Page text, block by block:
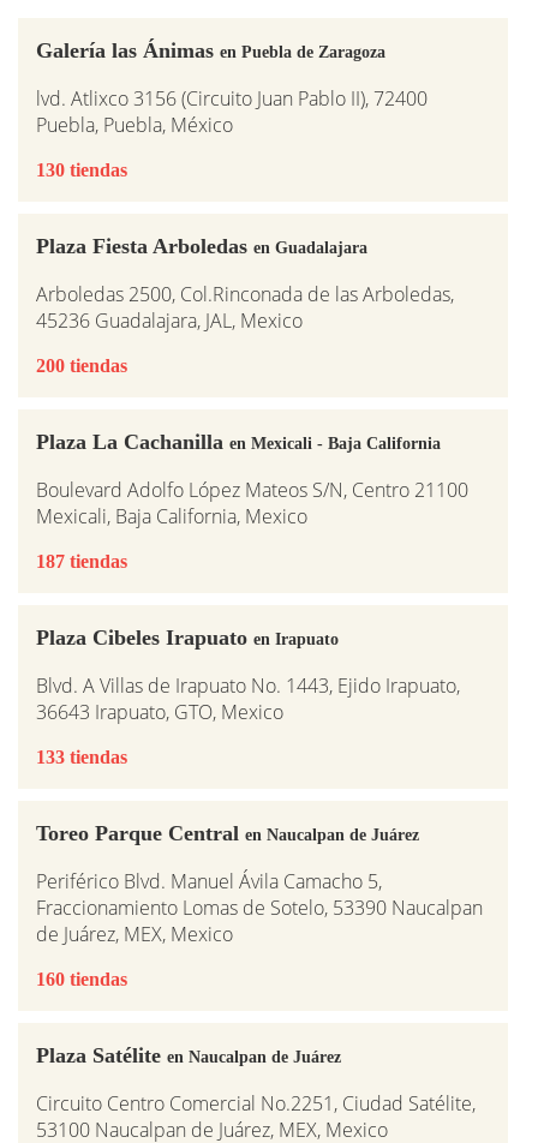
Galería las Ánimas en Puebla de Zaragoza
lvd. Atlixco 3156 (Circuito Juan Pablo II), 72400
Puebla, Puebla, México
130 tiendas
Plaza Fiesta Arboledas en Guadalajara
Arboledas 2500, Col.Rinconada de las Arboledas,
45236 Guadalajara, JAL, Mexico
200 tiendas
Plaza La Cachanilla en Mexicali - Baja California
Boulevard Adolfo López Mateos S/N, Centro 21100
Mexicali, Baja California, Mexico
187 tiendas
Plaza Cibeles Irapuato en Irapuato
Blvd. A Villas de Irapuato No. 1443, Ejido Irapuato,
36643 Irapuato, GTO, Mexico
133 tiendas
Toreo Parque Central en Naucalpan de Juárez
Periférico Blvd. Manuel Ávila Camacho 5,
Fraccionamiento Lomas de Sotelo, 53390 Naucalpan
de Juárez, MEX, Mexico
160 tiendas
Plaza Satélite en Naucalpan de Juárez
Circuito Centro Comercial No.2251, Ciudad Satélite,
53100 Naucalpan de Juárez, MEX, Mexico